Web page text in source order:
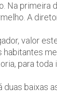
Na primeira
A
valor
para toda
baixas